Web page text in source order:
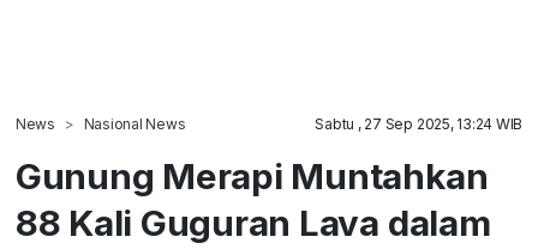
News Nasional News Sabtu , 27 Sep 2025, 13:24 WIB
Gunung Merapi Muntahkan
88 Kali Guguran Lava dalam